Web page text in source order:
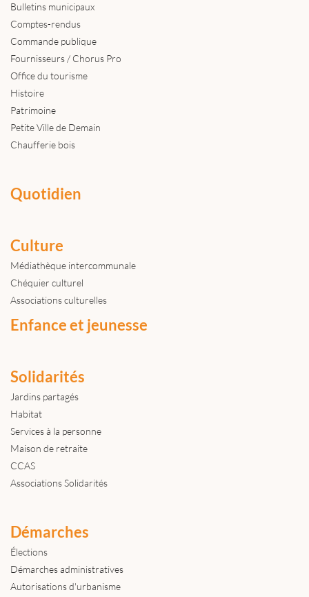
Bulletins municipaux
Comptes-rendus
Commande publique
Fournisseurs / Chorus Pro
Office du tourisme
Histoire
Patrimoine
Petite Ville de Demain
Chaufferie bois
Quotidien
Culture
Médiathèque intercommunale
Chéquier culturel
Associations culturelles
Enfance et jeunesse
Solidarités
Jardins partagés
Habitat
Services à la personne
Maison de retraite
CCAS
Associations Solidarités
Démarches
Élections
Démarches administratives
Autorisations d'urbanisme